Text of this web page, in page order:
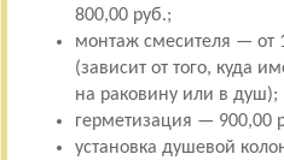
800,00 руб.;
монтаж смесителя — от
(зависит от того, куда
на раковину или в душ);
герметизация — 900,00
установка душевой